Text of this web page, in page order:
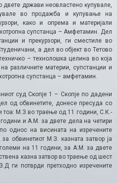
двете држави неовластено купувале,
во продажба и купување на
како и опрема и материјали
супстанца – Амфетамин. Дел
и прекурзори, ги сместиле во
а дел во објект во Тетово
– технолошка целина во која
различните материи, супстанции и
супстанца – амфетамин.
суд Скопје 1 – Скопје по дадени
од обвинетите, донесе пресуда со
тоа: М.З.во траење од 11 години, С.К.-
и А.М. за двете дела на четири
однос на висината на изречените
обвинетиот М.З. казната затвор ја
на 11 години, за А.М. за двете
казна затвор во траење од шест
ги потврди претходно изречените